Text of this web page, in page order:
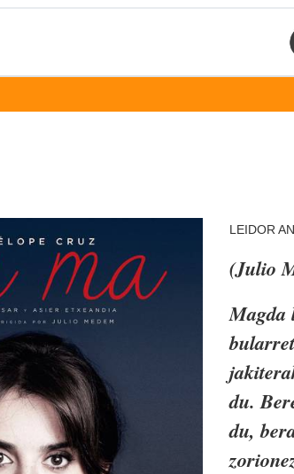
LEIDOR
(Julio
Magda
du.
du,